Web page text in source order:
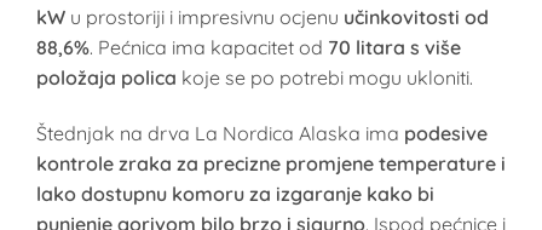
kW u prostoriji i impresivnu ocjenu učinkovitosti od
88,6%. Pećnica ima kapacitet od 70 litara s više
položaja polica koje se po potrebi mogu ukloniti.
Štednjak na drva La Nordica Alaska ima podesive
kontrole zraka za precizne promjene temperature i
lako dostupnu komoru za izgaranje kako bi
punjenje gorivom bilo brzo i sigurno. Ispod pećnice i